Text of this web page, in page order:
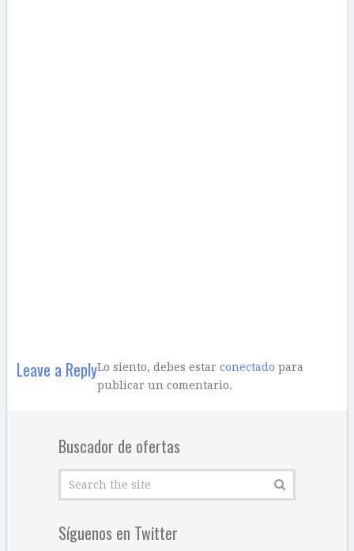
Leave a ReplyLo siento, debes estar conectado para
publicar un comentario.
Buscador de ofertas
Síguenos en Twitter